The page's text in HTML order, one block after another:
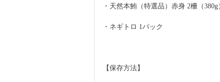
・天然本鮪（特選品）赤身 2柵（380g
・ネギトロ 1パック
【保存方法】